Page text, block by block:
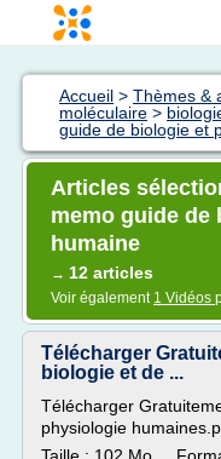
Accueil > Thèmes &
moléculaire >
guide de biologie et
Articles
memo guide
humaine
→ 12 articles
Voir également 1 Vidéos
Télécharger
biologie et de ...
Télécharger
physiologie